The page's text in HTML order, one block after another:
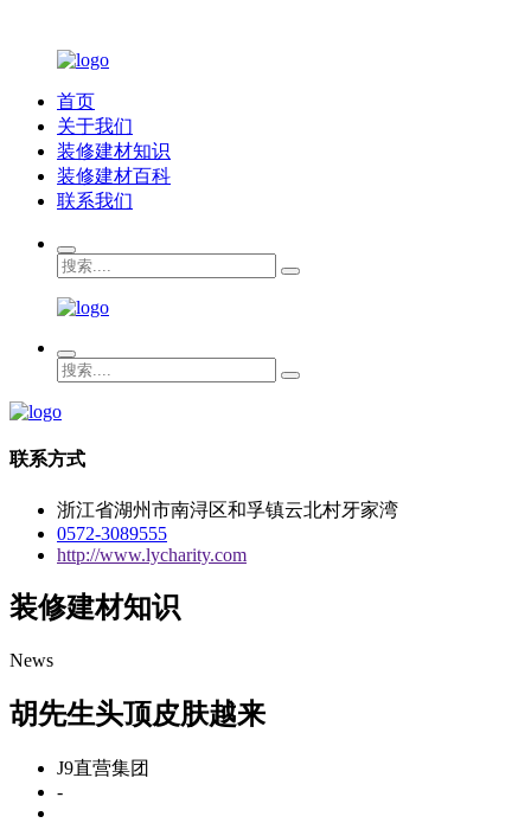
首页
关于我们
装修建材知识
装修建材百科
联系我们
联系方式
浙江省湖州市南浔区和孚镇云北村牙家湾
0572-3089555
http://www.lycharity.com
装修建材知识
News
胡先生头顶皮肤越来
J9直营集团
-